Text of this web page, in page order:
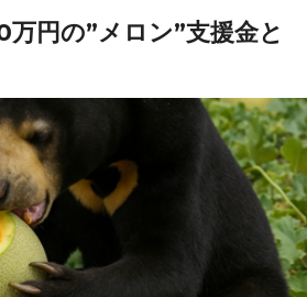
万円の”メロン”支援金と